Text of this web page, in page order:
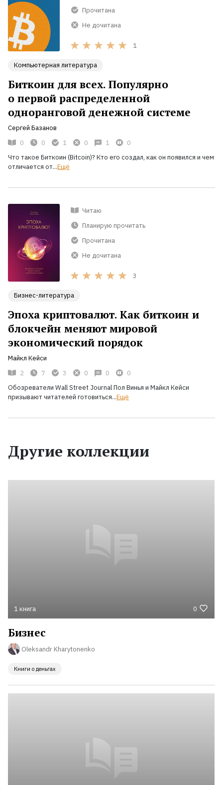
Прочитана
Не дочитана
1
Компьютерная литература
Биткоин для всех. Популярно
о первой распределенной
одноранговой денежной системе
Сергей Базанов
0
0 1 0 1
0
Что такое Биткоин (Bitcoin)? Кто его создал, как он появился и чем
отличается от...Ещё
Читаю
Планирую прочитать
Прочитана
Не дочитана
3
Бизнес-литература
Эпоха криптовалют. Как биткоин и
блокчейн меняют мировой
экономический порядок
Майкл Кейси
2
7 3 0 0
0
Обозреватели Wall Street Journal Пол Винья и Майкл Кейси
призывают читателей готовиться...Ещё
Другие коллекции
1 книга 0
Бизнес
Oleksandr Kharytonenko
Книги о деньгах